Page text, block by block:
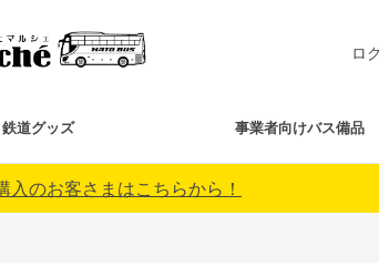
ロ
鉄道グッズ 事業者向けバス備品
入のお客さまはこちらから！